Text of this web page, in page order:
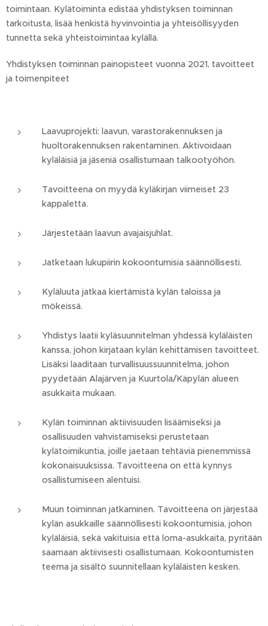
toimintaan. Kylätoiminta edistää yhdistyksen toiminnan
tarkoitusta, lisää henkistä hyvinvointia ja yhteisöllisyyden
tunnetta sekä yhteistoimintaa kylällä.
Yhdistyksen toiminnan painopisteet vuonna 2021, tavoitteet
ja toimenpiteet
Laavuprojekti: laavun, varastorakennuksen ja
huoltorakennuksen rakentaminen. Aktivoidaan
kyläläisiä ja jäseniä osallistumaan talkootyöhön.
Tavoitteena on myydä kyläkirjan viimeiset 23
kappaletta.
Järjestetään laavun avajaisjuhlat.
Jatketaan lukupiirin kokoontumisia säännöllisesti.
Kyläluuta jatkaa kiertämistä kylän taloissa ja
mökeissä.
Yhdistys laatii kyläsuunnitelman yhdessä kyläläisten
kanssa, johon kirjataan kylän kehittämisen tavoitteet.
Lisäksi laaditaan turvallisuussuunnitelma, johon
pyydetään Alajärven ja Kuurtola/Käpylän alueen
asukkaita mukaan.
Kylän toiminnan aktiivisuuden lisäämiseksi ja
osallisuuden vahvistamiseksi perustetaan
kylätoimikuntia, joille jaetaan tehtäviä pienemmissä
kokonaisuuksissa. Tavoitteena on että kynnys
osallistumiseen alentuisi.
Muun toiminnan jatkaminen. Tavoitteena on järjestää
kylän asukkaille säännöllisesti kokoontumisia, johon
kyläläisiä, sekä vakituisia että loma-asukkaita, pyritään
saamaan aktiivisesti osallistumaan. Kokoontumisten
teema ja sisältö suunnitellaan kyläläisten kesken.